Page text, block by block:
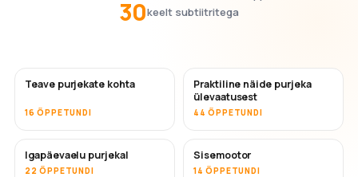
30keelt subtiitritega
Teave purjekate kohta
16 ÕPPETUNDI
Praktiline näide purjeka
ülevaatusest
44 ÕPPETUNDI
Igapäevaelu purjekal
22 ÕPPETUNDI
Sisemootor
14 ÕPPETUNDI